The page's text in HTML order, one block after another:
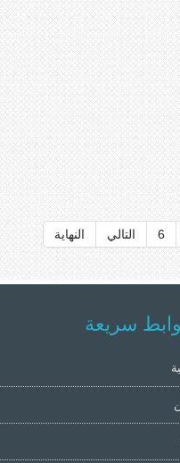
6 التالي النهاية
سريعة